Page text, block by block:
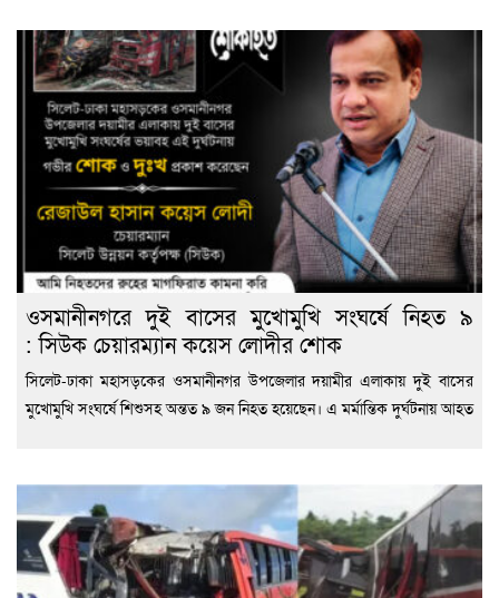
ওসমানীনগরে দুই বাসের মুখোমুখি সংঘর্ষে নিহত ৯
: সিউক চেয়ারম্যান কয়েস লোদীর শোক
সিলেট-ঢাকা মহাসড়কের ওসমানীনগর উপজেলার দয়ামীর এলাকায় দুই বাসের
মুখোমুখি সংঘর্ষে শিশুসহ অন্তত ৯ জন নিহত হয়েছেন। এ মর্মান্তিক দুর্ঘটনায় আহত